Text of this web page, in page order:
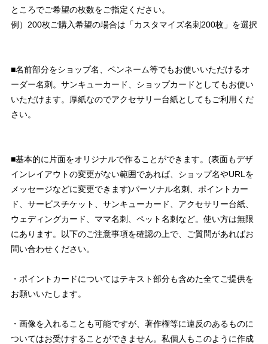
ところでご希望の枚数をご指定ください。
例）200枚ご購入希望の場合は「カスタマイズ名刺200枚」を選択
■名前部分をショップ名、ペンネーム等でもお使いいただけるオ
ーダー名刺。サンキューカード、ショップカードとしてもお使い
いただけます。厚紙なのでアクセサリー台紙としてもご利用くだ
さい。
■基本的に片面をオリジナルで作ることができます。(表面もデザ
インレイアウトの変更がない範囲であれば、ショップ名やURLを
メッセージなどに変更できます)パーソナル名刺、ポイントカー
ド、サービスチケット、サンキューカード、アクセサリー台紙、
ウェディングカード、ママ名刺、ペット名刺など。使い方は無限
にあります。以下のご注意事項を確認の上で、ご質問があればお
問い合わせください。
・ポイントカードについてはテキスト部分も含めた全てご提供を
お願いいたします。
・画像を入れることも可能ですが、著作権等に違反のあるものに
ついてはお受けすることができません。私個人もこのように作成